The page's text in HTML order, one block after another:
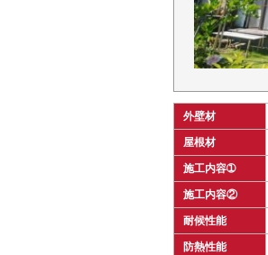
外壁材
屋根材
施工内容➀
施工内容②
耐候性能
防熱性能